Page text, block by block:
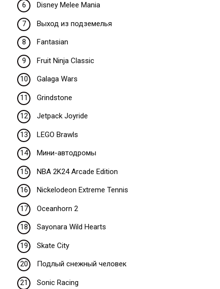
Disney Melee Mania
Выход из подземелья
Fantasian
Fruit Ninja Classic
Galaga Wars
Grindstone
Jetpack Joyride
LEGO Brawls
Мини-автодромы
NBA 2K24 Arcade Edition
Nickelodeon Extreme Tennis
Oceanhorn 2
Sayonara Wild Hearts
Skate City
Подлый снежный человек
Sonic Racing